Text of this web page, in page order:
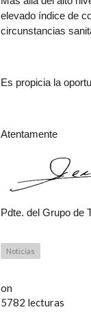
elevado índice de
circunstancias
Es propicia la
Atentamente
Pdte. del Grupo de
Noticias
on
5782 lecturas